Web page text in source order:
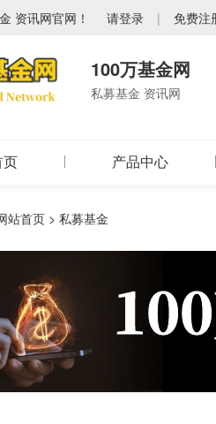
资讯网官网！ 请登录 | 免费注
100万基金网
私募基金 资讯网
页 产品中心
站首页 > 私募基金